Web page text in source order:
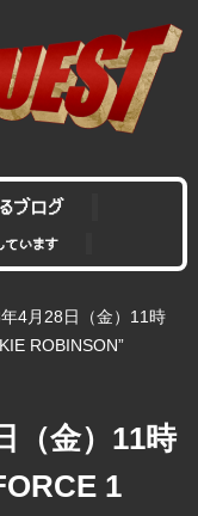
ブログ
ています
年4月28日（金）11時
ROBINSON”
（金）11時
1